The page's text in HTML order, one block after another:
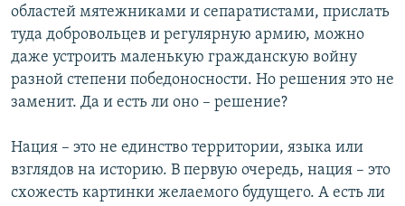
областей мятежниками и сепаратистами, прислать
туда добровольцев и регулярную армию, можно
даже устроить маленькую гражданскую войну
разной степени победоносности. Но решения это не
заменит. Да и есть ли оно – решение?
Нация – это не единство территории, языка или
взглядов на историю. В первую очередь, нация – это
схожесть картинки желаемого будущего. А есть ли